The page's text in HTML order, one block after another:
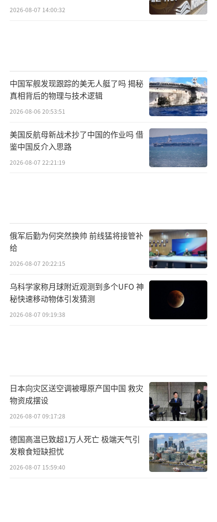
2026-08-07 14:00:32
中国军舰发现跟踪的美无人艇了吗 揭秘
真相背后的物理与技术逻辑
2026-08-06 20:53:51
美国反航母新战术抄了中国的作业吗 借
鉴中国反介入思路
2026-08-07 22:21:19
俄军后勤为何突然换帅 前线猛将接管补
给
2026-08-07 20:22:15
乌科学家称月球附近观测到多个UFO 神
秘快速移动物体引发猜测
2026-08-07 09:19:38
日本向灾区送空调被曝原产国中国 救灾
物资成摆设
2026-08-07 09:17:28
德国高温已致超1万人死亡 极端天气引
发粮食短缺担忧
2026-08-07 15:59:40